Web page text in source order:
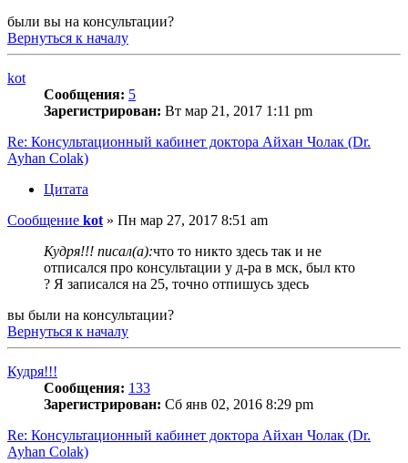
были вы на консультации?
Вернуться к началу
kot
Сообщения: 5
Зарегистрирован: Вт мар 21, 2017 1:11 pm
Re: Консультационный кабинет доктора Айхан Чолак (Dr.
Ayhan Colak)
Цитата
Сообщение kot » Пн мар 27, 2017 8:51 am
Кудря!!! писал(а):что то никто здесь так и не
отписался про консультации у д-ра в мск, был кто
? Я записался на 25, точно отпишусь здесь
вы были на консультации?
Вернуться к началу
Кудря!!!
Сообщения: 133
Зарегистрирован: Сб янв 02, 2016 8:29 pm
Re: Консультационный кабинет доктора Айхан Чолак (Dr.
Ayhan Colak)